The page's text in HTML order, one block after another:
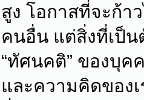
สูง โอกาสที่จะก้า
คนอื่น แต่สิ่งที่เป็
“ทัศนคติ” ของบุค
และความคิดของ